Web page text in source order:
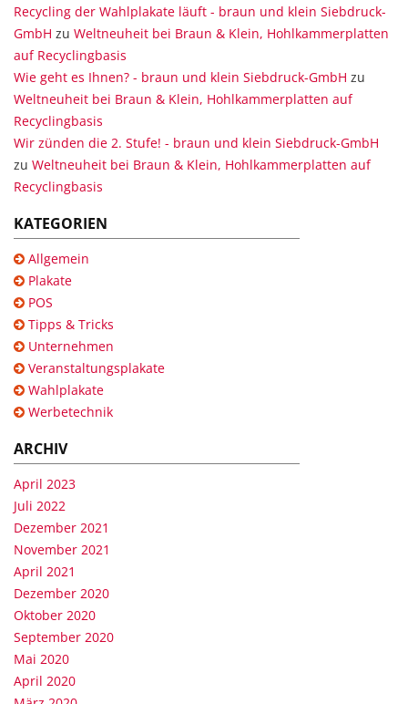
Recycling der Wahlplakate läuft - braun und klein Siebdruck-
GmbH zu Weltneuheit bei Braun & Klein, Hohlkammerplatten
auf Recyclingbasis
Wie geht es Ihnen? - braun und klein Siebdruck-GmbH zu
Weltneuheit bei Braun & Klein, Hohlkammerplatten auf
Recyclingbasis
Wir zünden die 2. Stufe! - braun und klein Siebdruck-GmbH
zu Weltneuheit bei Braun & Klein, Hohlkammerplatten auf
Recyclingbasis
KATEGORIEN
Allgemein
Plakate
POS
Tipps & Tricks
Unternehmen
Veranstaltungsplakate
Wahlplakate
Werbetechnik
ARCHIV
April 2023
Juli 2022
Dezember 2021
November 2021
April 2021
Dezember 2020
Oktober 2020
September 2020
Mai 2020
April 2020